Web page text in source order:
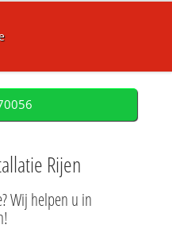
Rijen
Wij helpen u in